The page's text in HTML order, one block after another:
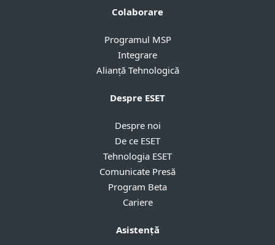
Colaborare
Programul MSP
Integrare
Alianță Tehnologică
Despre ESET
Despre noi
De ce ESET
Tehnologia ESET
Comunicate Presă
Program Beta
Cariere
Asistență